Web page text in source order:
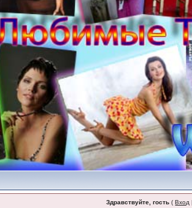
Здравствуйте, гость (Вход